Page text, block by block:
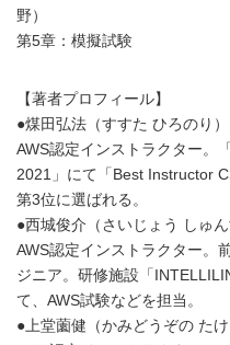
野）
第5章：模擬試験
【著者プロフィール】
●煤田弘法（すすた ひろのり）
AWS認定インストラクター。
2021」にて「Best Instructor
第3位に選ばれる。
●西城俊介（さいじょう しゅん
AWS認定インストラクター。
ジニア。研修施設「
て、AWS試験などを担当。
●上堂薗健（かみどうぞの たけ